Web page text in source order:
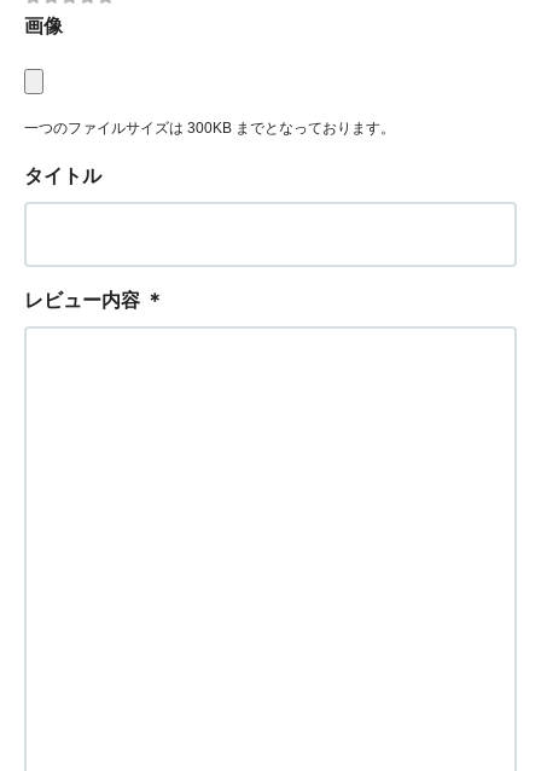
画像
一つのファイルサイズは 300KB までとなっております。
タイトル
レビュー内容 ＊